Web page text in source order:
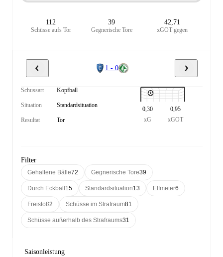
112
Schüsse aufs Tor
39
Gegnerische Tore
42,71
xGOT gegen
1 - 0
Schussart Kopfball
Situation Standardsituation
Resultat Tor
0,30
xG
0,95
xGOT
Filter
Gehaltene Bälle72 Gegnerische Tore39
Durch Eckball15 Standardsituation13 Elfmeter6
Freistoß2 Schüsse im Strafraum81
Schüsse außerhalb des Strafraums31
Saisonleistung